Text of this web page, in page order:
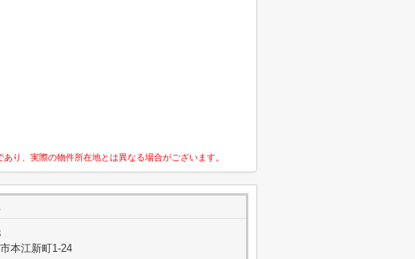
り、実際の物件所在地とは異なる場合がございます。
本江新町1-24